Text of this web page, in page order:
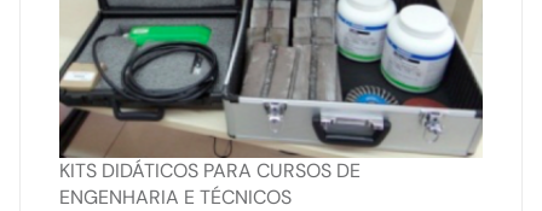
KITS DIDÁTICOS PARA CURSOS DE
ENGENHARIA E TÉCNICOS